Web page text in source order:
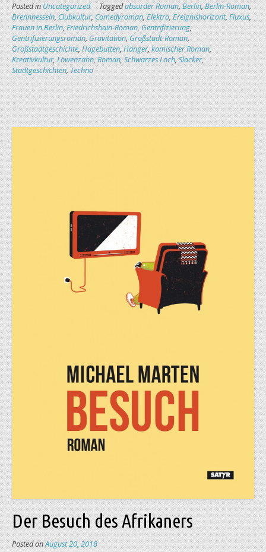
Posted inUncategorized Taggedabsurder Roman,Berlin,Berlin-Roman,
Brennnesseln,Clubkultur,Comedyroman,Elektro,Ereignishorizont,Fluxus,
Frauen in Berlin,Friedrichshain-Roman,Gentrifizierung,
Gentrifizierungsroman,Gravitation,Großstadt-Roman,
Großstadtgeschichte,Hagebutten,Hänger,komischer Roman,
Kreativkultur,Löwenzahn,Roman,Schwarzes Loch,Slacker,
Stadtgeschichten,Techno
Der Besuch des Afrikaners
Posted onAugust 20, 2018